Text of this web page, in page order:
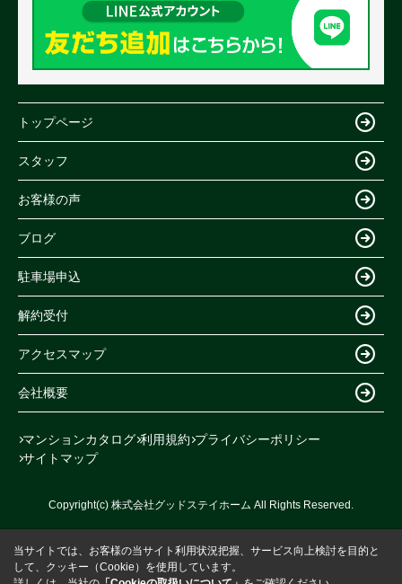
トップページ
スタッフ
お客様の声
ブログ
駐車場申込
解約受付
アクセスマップ
会社概要
マンションカタログ 利用規約 プライバシーポリシー
サイトマップ
Copyright(c) 株式会社グッドステイホーム All Rights Reserved.
当サイトでは、お客様の当サイト利用状況把握、サービス向上検討を目的と
して、クッキー（Cookie）を使用しています。